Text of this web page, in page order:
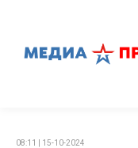
08:11 | 15-10-2024